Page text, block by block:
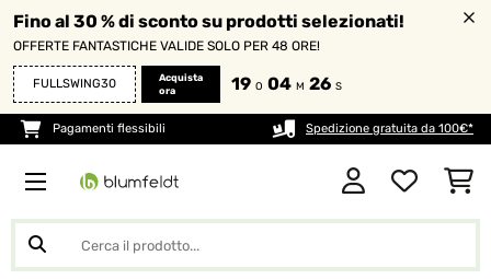
Fino al 30 % di sconto su prodotti selezionati!
OFFERTE FANTASTICHE VALIDE SOLO PER 48 ORE!
FULLSWING30
Acquista
ora
19 O 04 M 25 S
Pagamenti flessibili Spedizione gratuita da 100€*